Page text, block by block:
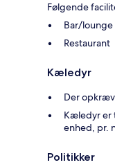
Følgende
Bar/lounge
Restaurant
Kæledyr
Der
Kæledyr er
enhed, pr.
Politikker